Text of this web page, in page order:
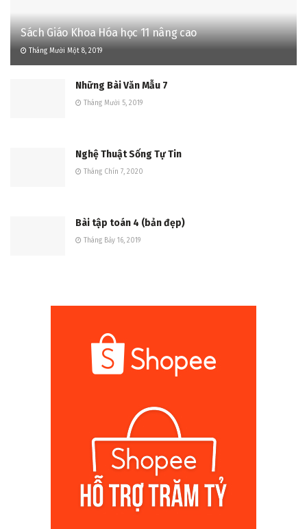
Sách Giáo Khoa Hóa học 11 nâng cao
Tháng Mười Một 8, 2019
Những Bài Văn Mẫu 7
Tháng Mười 5, 2019
Nghệ Thuật Sống Tự Tin
Tháng Chín 7, 2020
Bài tập toán 4 (bản đẹp)
Tháng Bảy 16, 2019